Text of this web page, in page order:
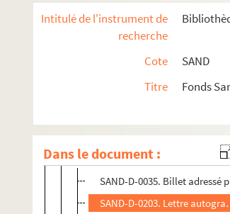
Intitulé de l'instrument de
recherche
Cote
SAND
Titre
Fonds
Dans le document :
Marie-Aurore de Saxe (1748-1821)
SAND-M-0022. Marie-Aurore de
SAND-D-0001. Livre de comptes de
SAND-D-0002 à SAND-D-0033.
Lettres écrites par Marie-Aurore
Lettres adressées à Marie-Aurore
SAND-D-0035. Billet adressé
SAND-D-0203. Lettre